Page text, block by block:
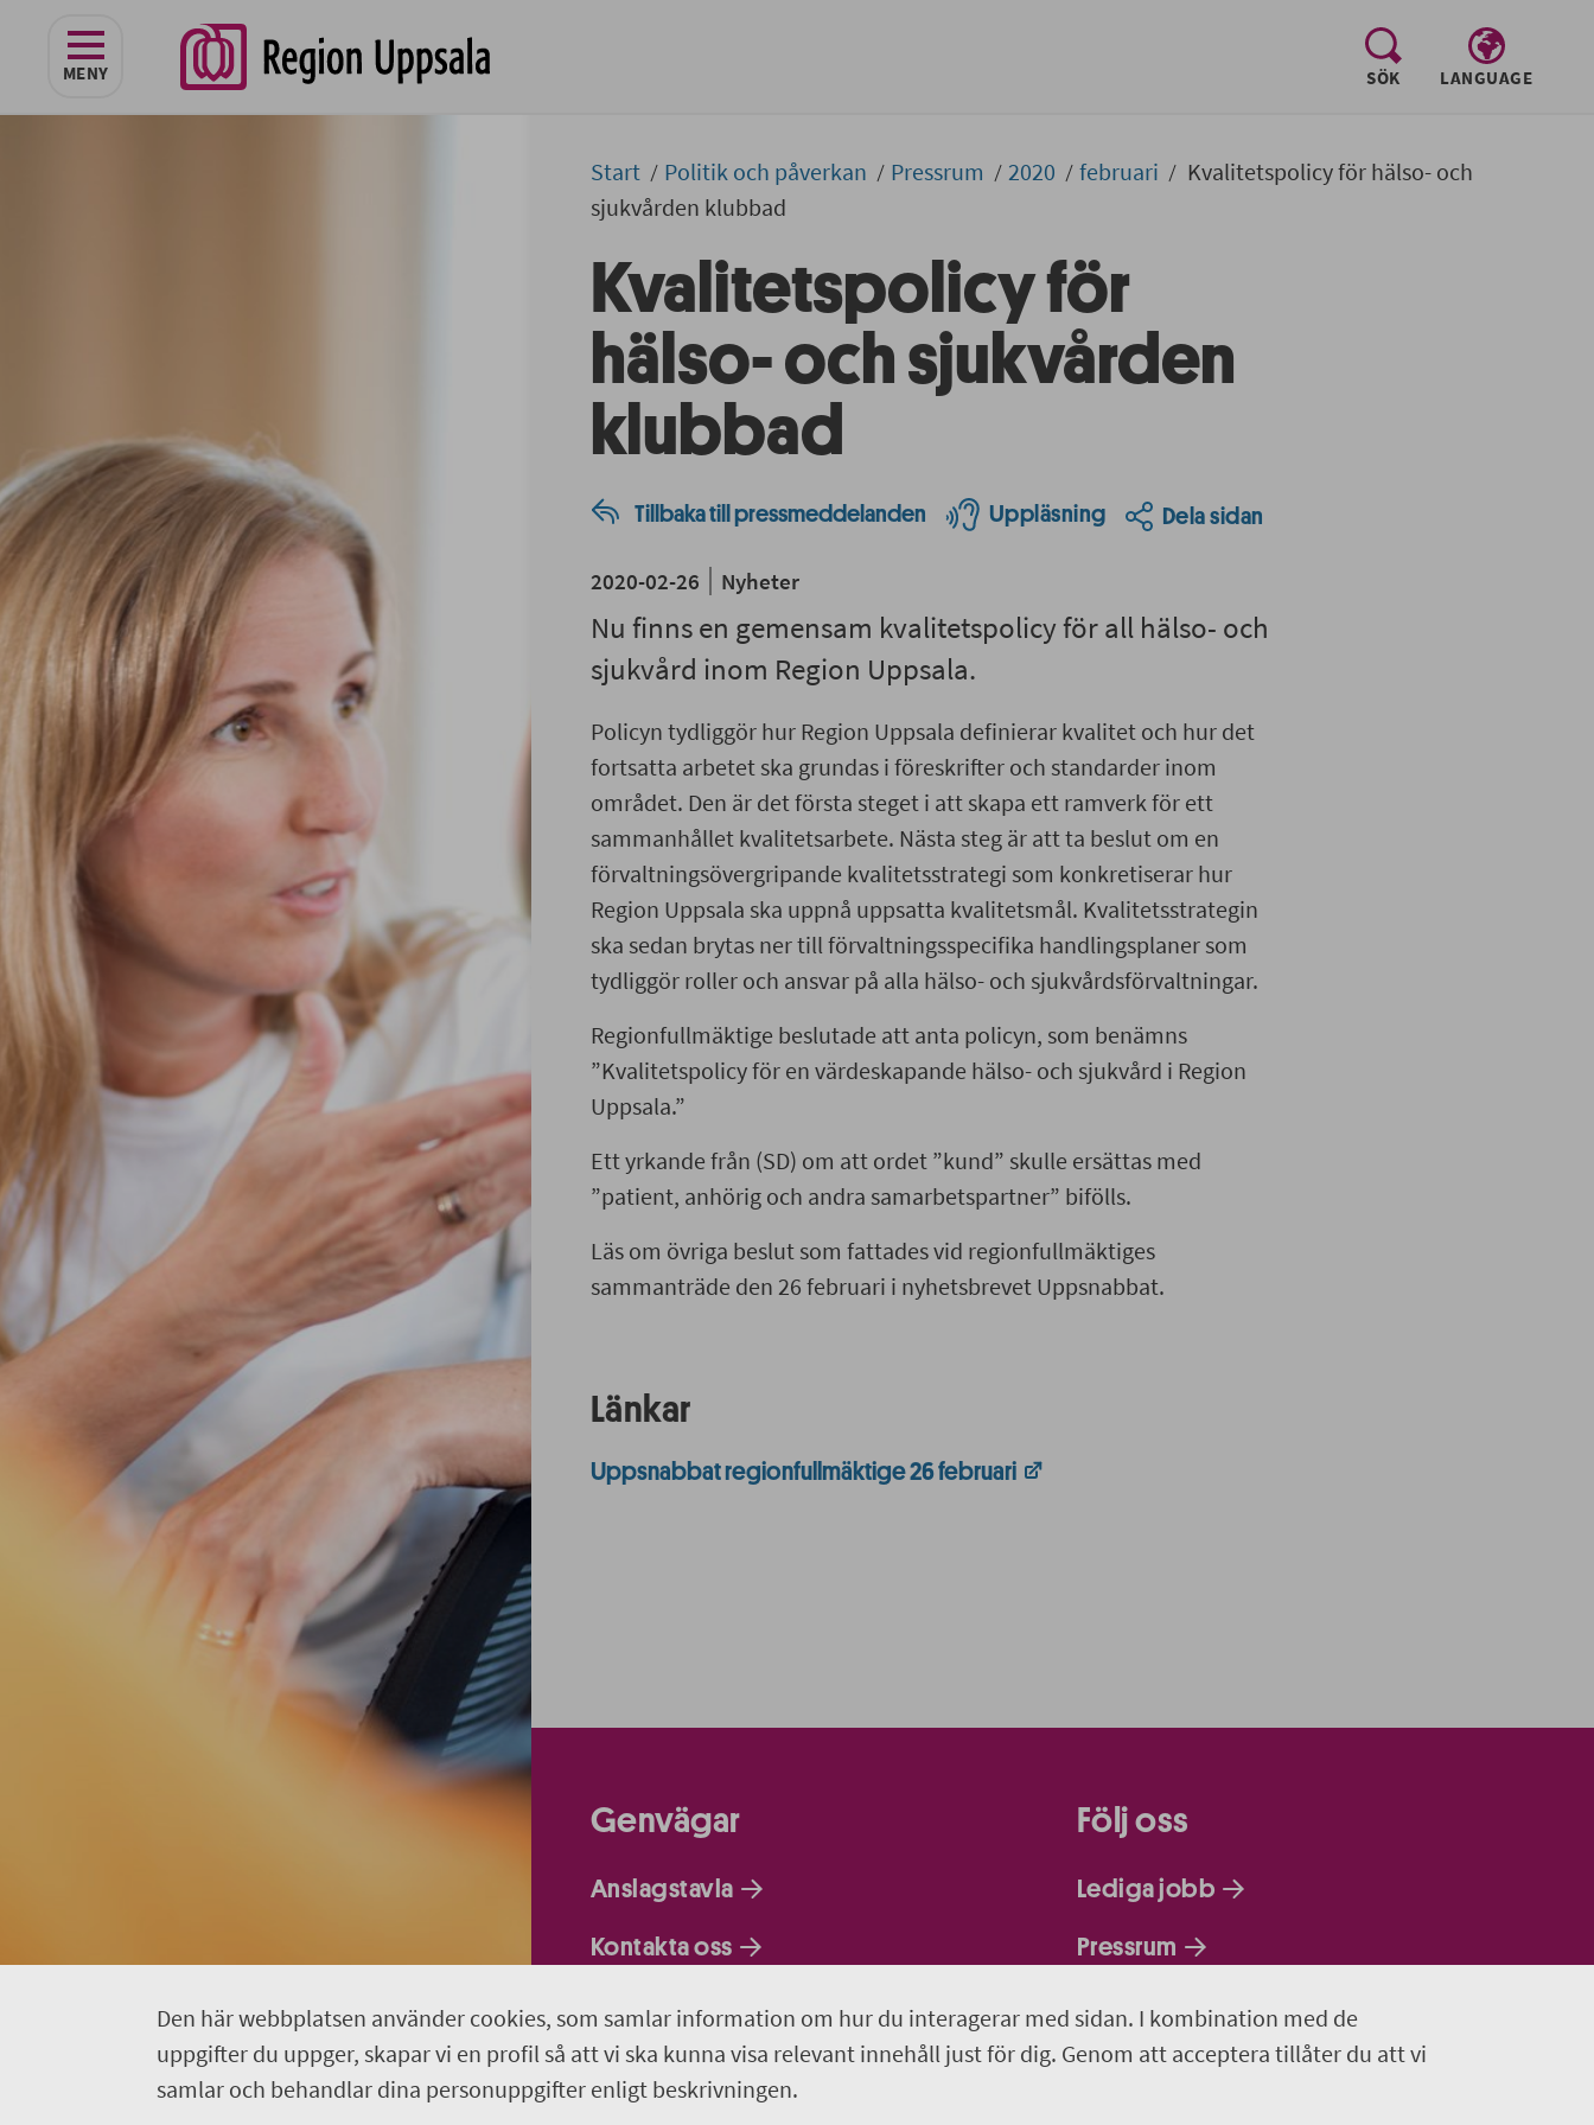
Den här webbplatsen använder cookies, som samlar information om hur du interagerar med sidan. I kombination med de
uppgifter du uppger, skapar vi en profil så att vi ska kunna visa relevant innehåll just för dig. Genom att acceptera tillåter du att vi
samlar och behandlar dina personuppgifter enligt beskrivningen.
MENY
navigeringen
SÖK
, visa sökfältet
LANGUAGE
Start Politik och påverkan Pressrum 2020 februari
Kvalitetspolicy för hälso- och
sjukvården klubbad
Kvalitetspolicy för
hälso- och sjukvården
klubbad
Tillbaka till pressmeddelanden Uppläsning Dela sidan
2020-02-26 Nyheter
Nu finns en gemensam kvalitetspolicy för all hälso- och
sjukvård inom Region Uppsala.
Policyn tydliggör hur Region Uppsala definierar kvalitet och hur det
fortsatta arbetet ska grundas i föreskrifter och standarder inom
området. Den är det första steget i att skapa ett ramverk för ett
sammanhållet kvalitetsarbete. Nästa steg är att ta beslut om en
förvaltningsövergripande kvalitetsstrategi som konkretiserar hur
Region Uppsala ska uppnå uppsatta kvalitetsmål. Kvalitetsstrategin
ska sedan brytas ner till förvaltningsspecifika handlingsplaner som
tydliggör roller och ansvar på alla hälso- och sjukvårdsförvaltningar.
Regionfullmäktige beslutade att anta policyn, som benämns
”Kvalitetspolicy för en värdeskapande hälso- och sjukvård i Region
Uppsala.”
Ett yrkande från (SD) om att ordet ”kund” skulle ersättas med
”patient, anhörig och andra samarbetspartner” bifölls.
Läs om övriga beslut som fattades vid regionfullmäktiges
sammanträde den 26 februari i nyhetsbrevet Uppsnabbat.
Länkar
Uppsnabbat regionfullmäktige 26 februari
Genvägar
Anslagstavla
Kontakta oss
Om webbplatsen
Så behandlar vi dina personuppgifter
Följ oss
Lediga jobb
Pressrum
Facebook
Jobba hos oss - Facebook